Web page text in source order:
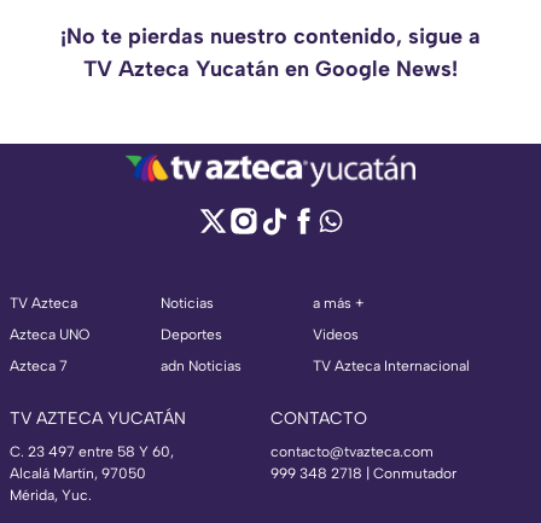
¡No te pierdas nuestro contenido, sigue a
TV Azteca Yucatán en Google News!
TV Azteca
Azteca UNO
Azteca 7
Noticias
Deportes
adn Noticias
a más +
Videos
TV Azteca Internacional
TV AZTECA YUCATÁN
C. 23 497 entre 58 Y 60,
Alcalá Martín, 97050
Mérida, Yuc.
CONTACTO
contacto@tvazteca.com
999 348 2718 | Conmutador